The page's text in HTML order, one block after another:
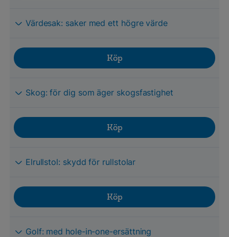
Värdesak: saker med ett högre värde
Köp
Skog: för dig som äger skogsfastighet
Köp
Elrullstol: skydd för rullstolar
Köp
Golf: med hole-in-one-ersättning